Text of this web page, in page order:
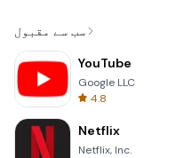
سب سے مقبول
YouTube
Google LLC
4.8
Netflix
Netflix, Inc.